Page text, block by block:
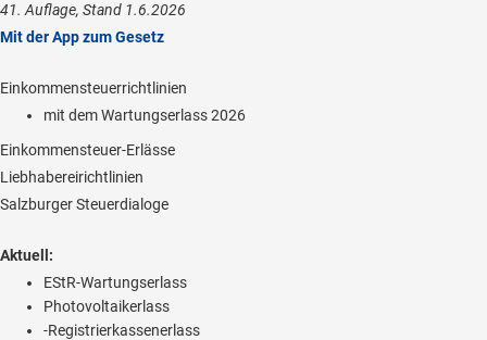
41. Auflage, Stand 1.6.2026
Mit der App zum Gesetz
Einkommensteuerrichtlinien
mit dem Wartungserlass 2026
Einkommensteuer-Erlässe
Liebhabereirichtlinien
Salzburger Steuerdialoge
Aktuell:
EStR-Wartungserlass
Photovoltaikerlass
-Registrierkassenerlass